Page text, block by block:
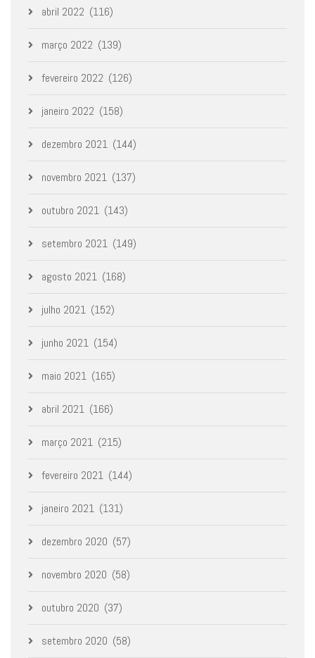
abril 2022 (116)
março 2022 (139)
fevereiro 2022 (126)
janeiro 2022 (158)
dezembro 2021 (144)
novembro 2021 (137)
outubro 2021 (143)
setembro 2021 (149)
agosto 2021 (168)
julho 2021 (152)
junho 2021 (154)
maio 2021 (165)
abril 2021 (166)
março 2021 (215)
fevereiro 2021 (144)
janeiro 2021 (131)
dezembro 2020 (57)
novembro 2020 (58)
outubro 2020 (37)
setembro 2020 (58)